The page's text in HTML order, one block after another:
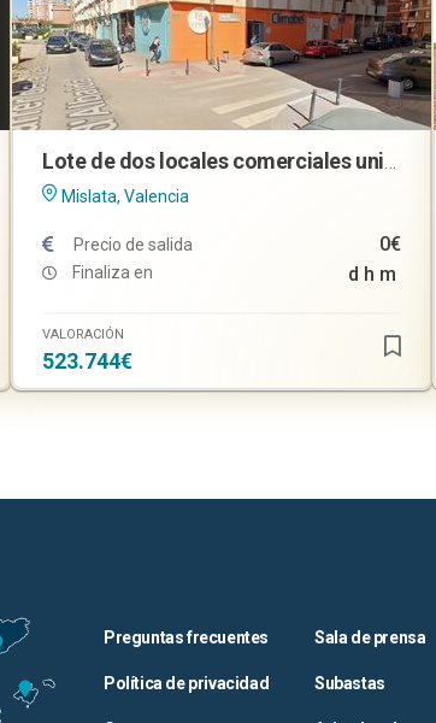
Lote de dos locales comerciales unidos en Mislata (Valencia)
Mislata, Valencia
Precio de salida 0€
Finaliza en d h m
VALORACIÓN
523.744€
Preguntas frecuentes Sala de prensa
Política de privacidad Subastas